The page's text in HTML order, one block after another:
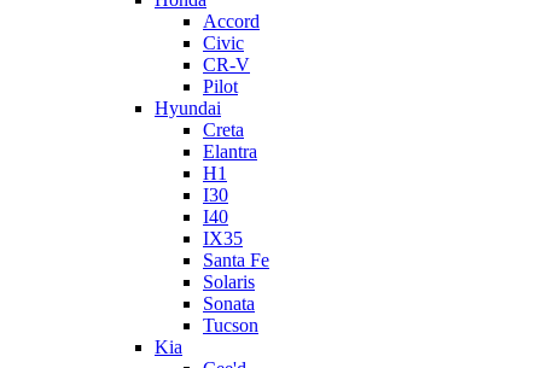
Accord
Civic
CR-V
Pilot
Hyundai
Creta
Elantra
H1
I30
I40
IX35
Santa Fe
Solaris
Sonata
Tucson
Kia